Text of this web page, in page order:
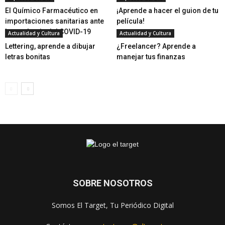
El Químico Farmacéutico en
importaciones sanitarias ante
la pandemia del COVID-19
¡Aprende a hacer el guion de tu
película!
Actualidad y Cultura
Lettering, aprende a dibujar
letras bonitas
Actualidad y Cultura
¿Freelancer? Aprende a
manejar tus finanzas
SOBRE NOSOTROS
Somos El Target, Tu Periódico Digital